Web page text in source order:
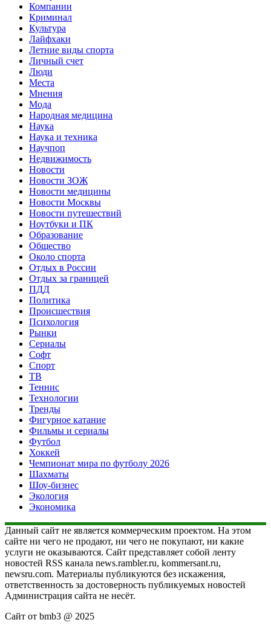
Компании
Криминал
Культура
Лайфхаки
Летние виды спорта
Личный счет
Люди
Места
Мнения
Мода
Народная медицина
Наука
Наука и техника
Научпоп
Недвижимость
Новости
Новости ЗОЖ
Новости медицины
Новости Москвы
Новости путешествий
Ноутбуки и ПК
Образование
Общество
Около спорта
Отдых в России
Отдых за границей
ПДД
Политика
Происшествия
Психология
Рынки
Сериалы
Софт
Спорт
ТВ
Теннис
Технологии
Тренды
Фигурное катание
Фильмы и сериалы
Футбол
Хоккей
Чемпионат мира по футболу 2026
Шахматы
Шоу-бизнес
Экология
Экономика
Данный сайт не является коммерческим проектом. На этом
сайте ни чего не продают, ни чего не покупают, ни какие
услуги не оказываются. Сайт представляет собой ленту
новостей RSS канала news.rambler.ru, kommersant.ru,
newsru.com. Материалы публикуются без искажения,
ответственность за достоверность публикуемых новостей
Администрация сайта не несёт.
Сайт от bmb3 @ 2025